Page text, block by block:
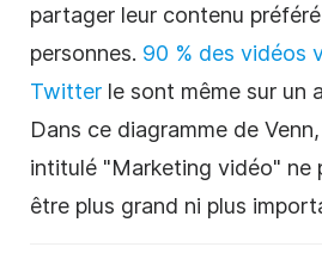
partager leur contenu
personnes. 90 % des vidéos
Twitter le sont même sur un
Dans ce diagramme de
intitulé "Marketing vidéo" ne
être plus grand ni plus